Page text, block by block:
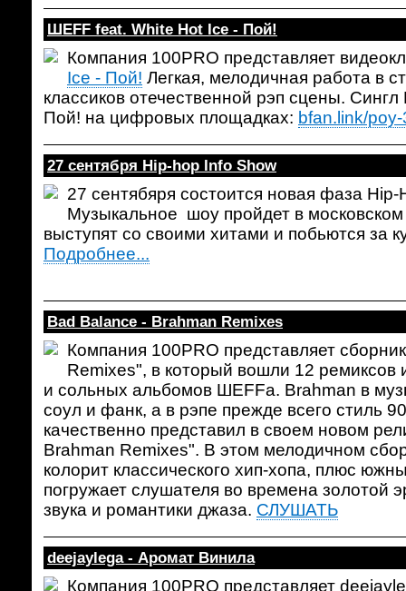
ШЕFF feat. White Hot Ice - Пой!
Компания 100PRO представляет
Ice - Пой! Легкая, мелодичная работа в
классиков отечественной рэп сцены.
Пой! на цифровых площадках: bfan.link/poy-
27 сентября Hip-hop Info Show
27 сентябяря состоится новая фаза Hip-
Музыкальное шоу пройдет в московском
выступят со своими хитами и побьются за
Подробнее...
Bad Balance - Brahman Remixes
Компания 100PRO представляет
Remixes", в который вошли 12 ремиксов
и сольных альбомов ШЕFFа. Brahman в
соул и фанк, а в рэпе прежде всего стиль
качественно представил в своем новом
Brahman Remixes". В этом мелодичном
колорит классического хип-хопа, плюс
погружает слушателя во времена золотой
звука и романтики джаза. СЛУШАТЬ
deejaylega - Аромат Винила
Компания 100PRO представляет